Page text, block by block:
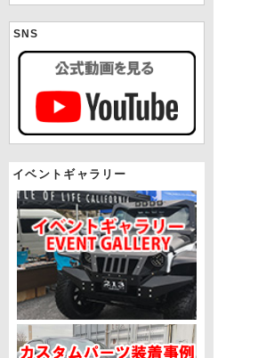
SNS
イベントギャラリー